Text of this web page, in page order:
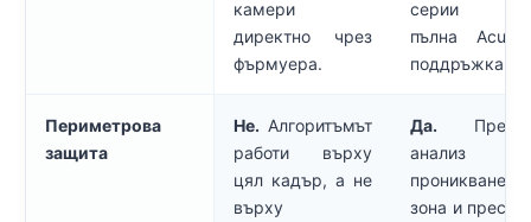
камери
директно чрез
фърмуера.
серии
пълна
поддръжка.
Периметрова
защита
Не. Алгоритъмът
работи върху
цял кадър, а не
върху
Да.
анализ
зона и